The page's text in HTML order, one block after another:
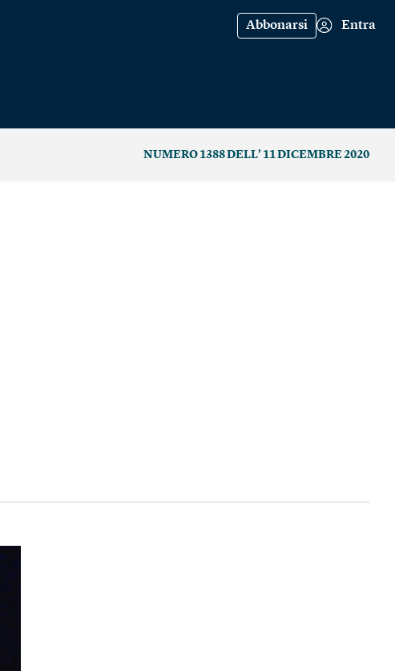
Abbonarsi Entra
NUMERO 1388 DELL’ 11 DICEMBRE 2020